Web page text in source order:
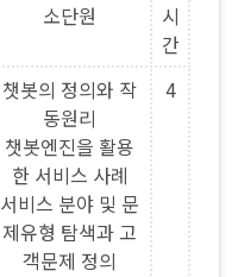
소단원
시
간
챗봇의 정의와 작
동원리
챗봇엔진을 활용
한 서비스 사례
서비스 분야 및 문
제유형 탐색과 고
객문제 정의
4